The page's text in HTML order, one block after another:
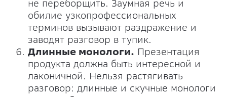
не переборщить. Заумная речь и
обилие узкопрофессиональных
терминов вызывают раздражение и
заводят разговор в тупик.
Длинные монологи. Презентация
продукта должна быть интересной и
лаконичной. Нельзя растягивать
разговор: длинные и скучные монологи